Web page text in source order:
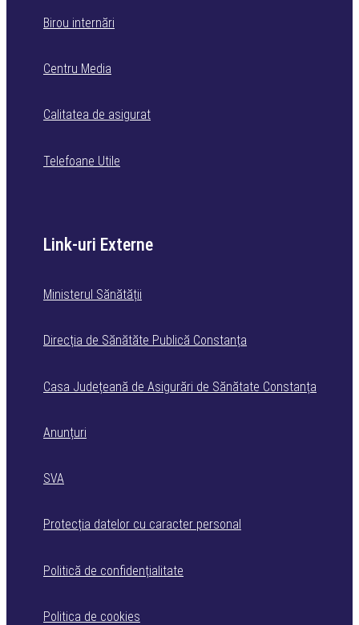
Birou internări
Centru Media
Calitatea de asigurat
Telefoane Utile
Link-uri Externe
Ministerul Sănătății
Direcția de Sănătăte Publică Constanța
Casa Județeană de Asigurări de Sănătate Constanța
Anunțuri
SVA
Protecția datelor cu caracter personal
Politică de confidențialitate
Politica de cookies